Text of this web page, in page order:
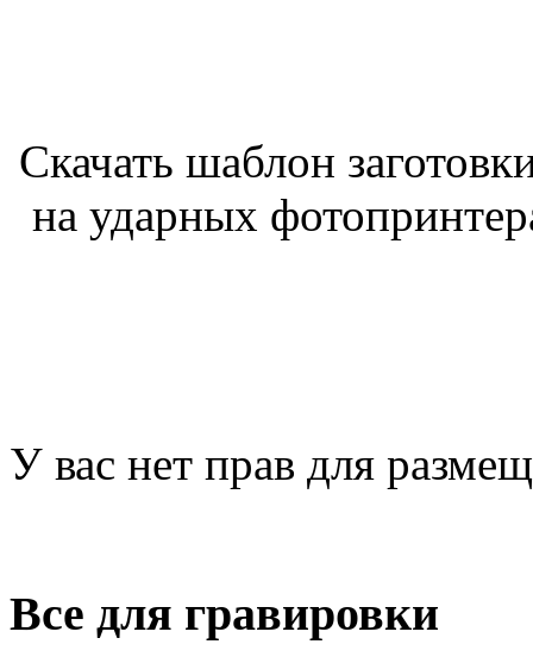
Скачать шаблон
на ударных
У вас нет прав для
Все для гравировки